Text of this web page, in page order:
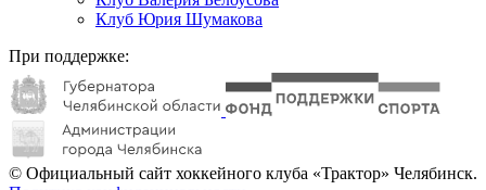
Клуб Юрия Шумакова
При поддержке:
© Официальный сайт хоккейного клуба «Трактор» Челябинск.